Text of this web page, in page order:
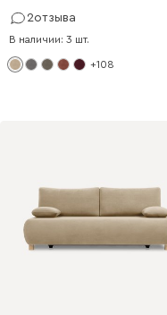
2отзыва
В наличии: 3 шт.
+108